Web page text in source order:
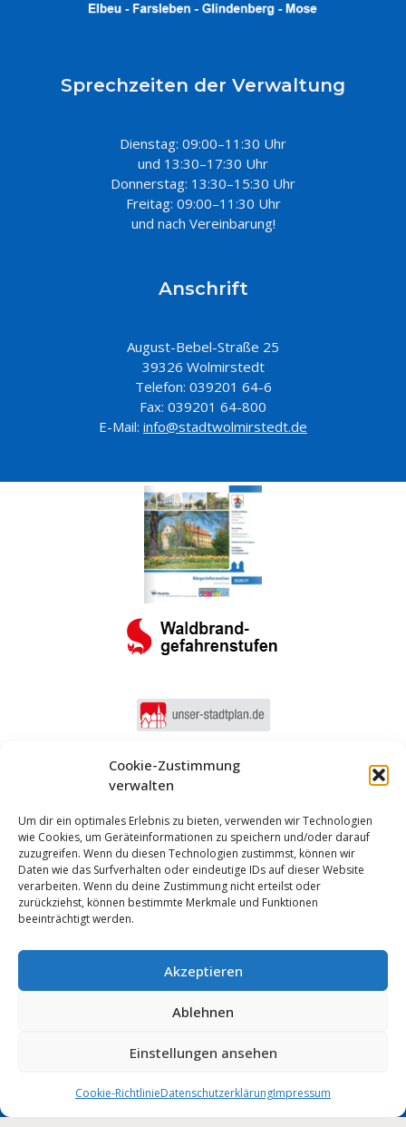
Cookie-Zustimmung
verwalten
Um dir ein optimales Erlebnis zu bieten, verwenden wir Technologien
wie Cookies, um Geräteinformationen zu speichern und/oder darauf
zuzugreifen. Wenn du diesen Technologien zustimmst, können wir
Daten wie das Surfverhalten oder eindeutige IDs auf dieser Website
verarbeiten. Wenn du deine Zustimmung nicht erteilst oder
zurückziehst, können bestimmte Merkmale und Funktionen
beeinträchtigt werden.
Akzeptieren
Ablehnen
Einstellungen ansehen
Cookie-RichtlinieDatenschutzerklärungImpressum
Sprechzeiten der Verwaltung
Dienstag: 09:00–11:30 Uhr
und 13:30–17:30 Uhr
Donnerstag: 13:30–15:30 Uhr
Freitag: 09:00–11:30 Uhr
und nach Vereinbarung!
Anschrift
August-Bebel-Straße 25
39326 Wolmirstedt
Telefon: 039201 64-6
Fax: 039201 64-800
E-Mail: info@stadtwolmirstedt.de
Anmelden
Barrierefreiheit
Stadt Wolmirstedt | 2026
Nachrichten
direkt auf Ihr Handy